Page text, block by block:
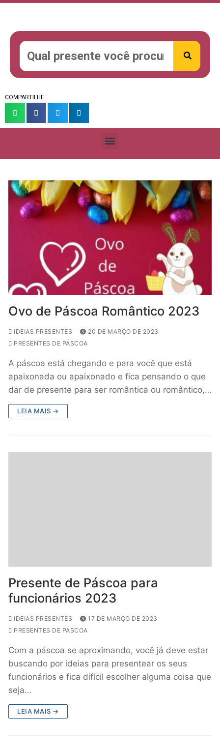
COMPARTILHE
Ovo de Páscoa Romântico 2023
IDEIAS PRESENTES
20 DE MARÇO DE 2023
PRESENTES DE PÁSCOA
A páscoa está chegando e para você que está
apaixonada ou apaixonado e fica pensando o que
dar de presente para ser romântica ou romântico,…
LEIA MAIS →
Presente de Páscoa para
funcionários 2023
IDEIAS PRESENTES
17 DE MARÇO DE 2023
PRESENTES DE PÁSCOA
Com a páscoa se aproximando, você já deve estar
buscando por ideias para presentear os seus
funcionários e fica difícil escolher alguma coisa que
seja…
LEIA MAIS →